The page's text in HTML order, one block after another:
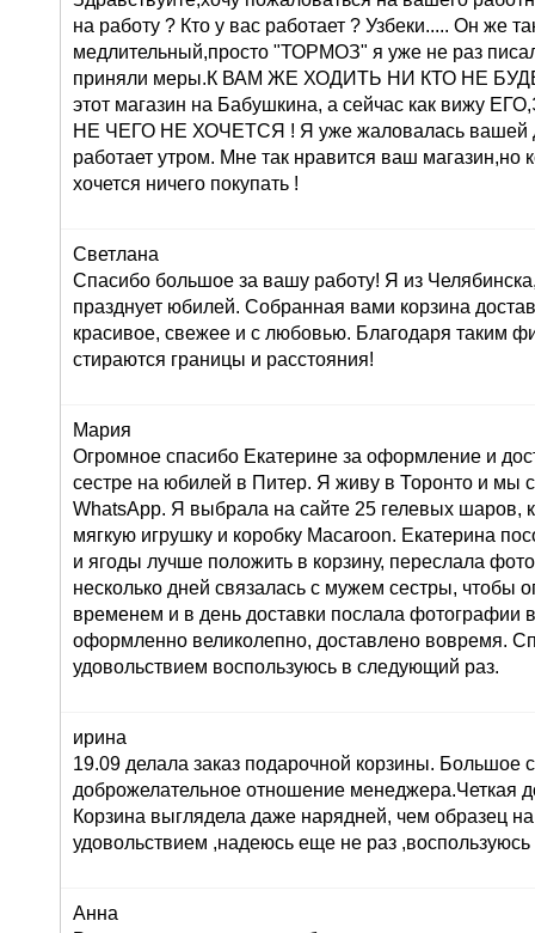
на работу ? Кто у вас работает ? Узбеки..... Он же
медлительный,просто "ТОРМОЗ" я уже не раз
приняли меры.К ВАМ ЖЕ ХОДИТЬ НИ КТО НЕ
этот магазин на Бабушкина, а сейчас как вижу
НЕ ЧЕГО НЕ ХОЧЕТСЯ ! Я уже жаловалась вашей
работает утром. Мне так нравится ваш магазин,но
хочется ничего покупать !
Светлана
Спасибо большое за вашу работу! Я из
празднует юбилей. Собранная вами корзина
красивое, свежее и с любовью. Благодаря таким
стираются границы и расстояния!
Мария
Огромное спасибо Екатерине за оформление и
сестре на юбилей в Питер. Я живу в Торонто и мы
WhatsApp. Я выбрала на сайте 25 гелевых шаров,
мягкую игрушку и коробку Macaroon. Екатерина
и ягоды лучше положить в корзину, переслала
несколько дней связалась с мужем сестры, чтобы
временем и в день доставки послала фотографии
оформленно великолепно, доставлено вовремя.
удовольствием воспользуюсь в следующий раз.
ирина
19.09 делала заказ подарочной корзины. Большое
доброжелательное отношение менеджера.Четкая
Корзина выглядела даже нарядней, чем образец
удовольствием ,надеюсь еще не раз
Анна